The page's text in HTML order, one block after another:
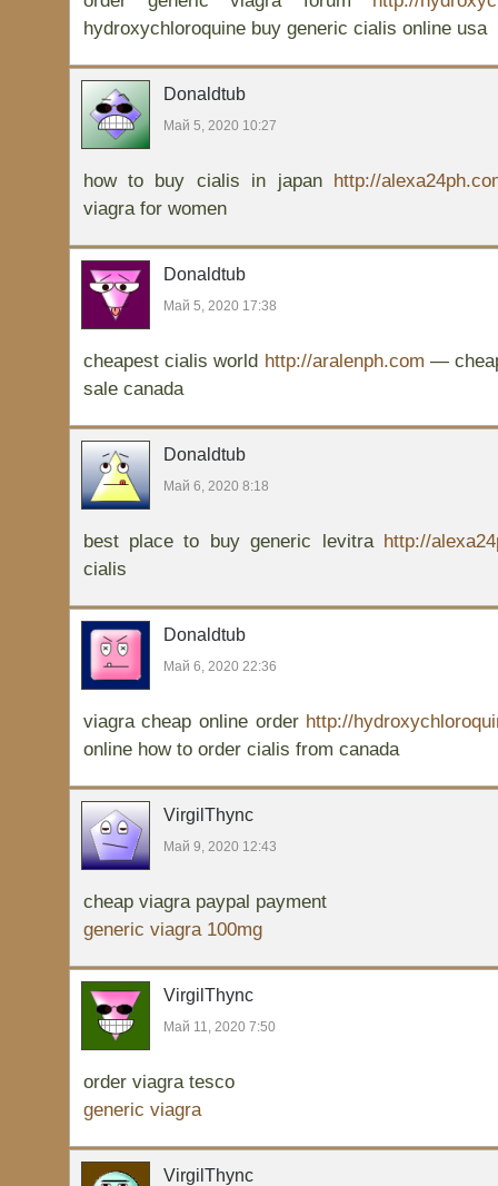
hydroxychloroquine buy generic cialis online usa
Donaldtub
Май 5, 2020 10:27
how to buy cialis in japan http://
viagra for women
Donaldtub
Май 5, 2020 17:38
cheapest cialis world http://aralenph.com —
sale canada
Donaldtub
Май 6, 2020 8:18
best place to buy generic levitra http://
cialis
Donaldtub
Май 6, 2020 22:36
viagra cheap online order http://
online how to order cialis from canada
VirgilThync
Май 9, 2020 12:43
cheap viagra paypal payment
generic viagra 100mg
VirgilThync
Май 11, 2020 7:50
order viagra tesco
generic viagra
VirgilThync